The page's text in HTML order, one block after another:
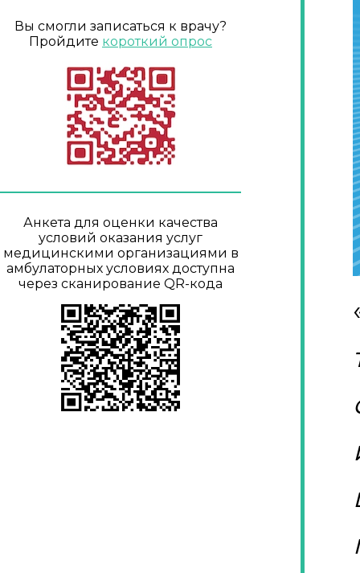
Вы смогли записаться к врачу?
Пройдите короткий опрос
Анкета для оценки качества
условий оказания услуг
медицинскими организациями в
амбулаторных условиях доступна
через сканирование QR-кода